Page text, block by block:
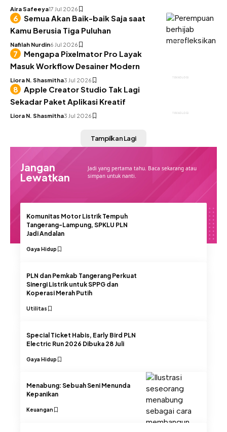
Aira Safeeya17 Jul 2026
INSIGHT
Semua Akan Baik-baik Saja saat
Kamu Berusia Tiga Puluhan
Nafilah Nurdin6 Jul 2026
TEKNOLOGI
Mengapa Pixelmator Pro Layak
Masuk Workflow Desainer Modern
Liora N. Shasmitha3 Jul 2026
TEKNOLOGI
Apple Creator Studio Tak Lagi
Sekadar Paket Aplikasi Kreatif
Liora N. Shasmitha3 Jul 2026
Tampilkan Lagi
Jangan
Lewatkan
Jadi yang pertama tahu. Baca sekarang atau
simpan untuk nanti.
Komunitas Motor Listrik Tempuh
Tangerang-Lampung, SPKLU PLN
Jadi Andalan
Gaya Hidup
PLN dan Pemkab Tangerang Perkuat
Sinergi Listrik untuk SPPG dan
Koperasi Merah Putih
Utilitas
Special Ticket Habis, Early Bird PLN
Electric Run 2026 Dibuka 28 Juli
Gaya Hidup
Menabung: Sebuah Seni Menunda
Kepanikan
Keuangan